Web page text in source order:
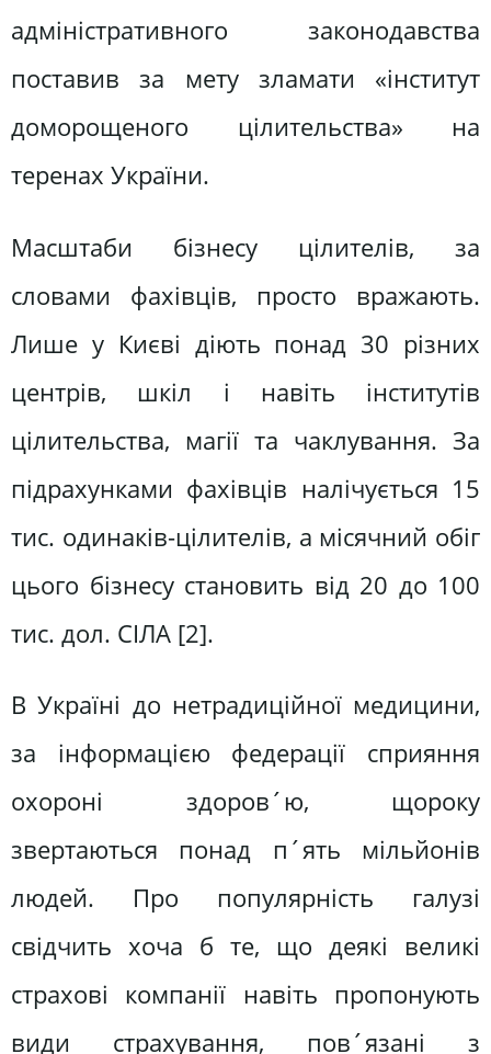
адміністративного законодавства
поставив за мету зламати «інститут
доморощеного цілительства» на
теренах України.
Масштаби бізнесу цілителів, за
словами фахівців, просто вражають.
Лише у Києві діють понад 30 різних
центрів, шкіл і навіть інститутів
цілительства, магії та чаклування. За
підрахунками фахівців налічується 15
тис. одинаків-цілителів, а місячний обіг
цього бізнесу становить від 20 до 100
тис. дол. СІЛА [2].
В Україні до нетрадиційної медицини,
за інформацією федерації сприяння
охороні здоров´ю, щороку
звертаються понад п´ять мільйонів
людей. Про популярність галузі
свідчить хоча б те, що деякі великі
страхові компанії навіть пропонують
види страхування, пов´язані з